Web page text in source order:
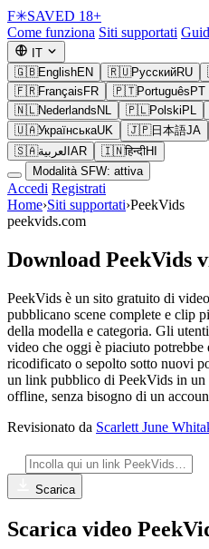
F✳SAVED 18+
Come funziona Siti supportati
IT
🇬🇧EnglishEN 🇷🇺РусскийRU
🇫🇷Français FR 🇵🇹Português PT
🇳🇱Nederlands NL 🇵🇱Polski PL
🇺🇦УкраїнськаUK 🇯🇵日本語JA
🇸🇦العربية AR 🇮🇳हिन्दीHI
Modalità SFW: attiva
Accedi Registrati
Home›Siti supportati›PeekVids
peekvids.com
Download PeekVids
PeekVids è un sito gratuito di
pubblicano scene complete e clip
della modella e categoria. Gli
video che oggi è piaciuto potrebbe
ricodificato o sepolto sotto nuovi
un link pubblico di PeekVids in
offline, senza bisogno di un
Revisionato da Scarlett June
Scarica
Scarica video